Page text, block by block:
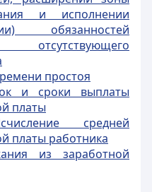
и исполнении
обязанностей
отсутствующего
простоя
и сроки выплаты
платы
средней
платы работника
из заработной